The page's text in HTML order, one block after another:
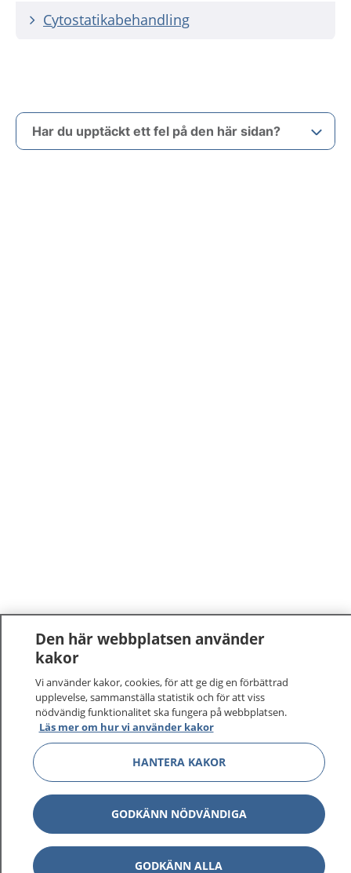
Cytostatikabehandling
Har du upptäckt ett fel på den här sidan?
Den här webbplatsen använder
kakor
Vi använder kakor, cookies, för att ge dig en förbättrad
upplevelse, sammanställa statistik och för att viss
nödvändig funktionalitet ska fungera på webbplatsen.
Läs mer om hur vi använder kakor
HANTERA KAKOR
GODKÄNN NÖDVÄNDIGA
GODKÄNN ALLA